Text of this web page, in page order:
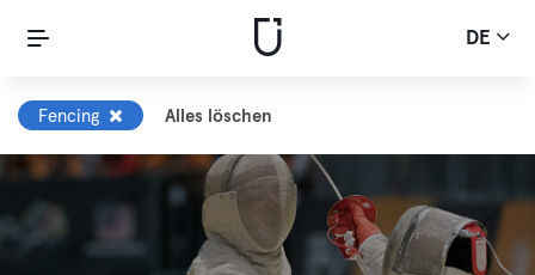
DE
Fencing Alles löschen